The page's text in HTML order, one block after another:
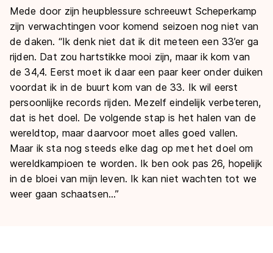
Mede door zijn heupblessure schreeuwt Scheperkamp
zijn verwachtingen voor komend seizoen nog niet van
de daken. “Ik denk niet dat ik dit meteen een 33’er ga
rijden. Dat zou hartstikke mooi zijn, maar ik kom van
de 34,4. Eerst moet ik daar een paar keer onder duiken
voordat ik in de buurt kom van de 33. Ik wil eerst
persoonlijke records rijden. Mezelf eindelijk verbeteren,
dat is het doel. De volgende stap is het halen van de
wereldtop, maar daarvoor moet alles goed vallen.
Maar ik sta nog steeds elke dag op met het doel om
wereldkampioen te worden. Ik ben ook pas 26, hopelijk
in de bloei van mijn leven. Ik kan niet wachten tot we
weer gaan schaatsen…”